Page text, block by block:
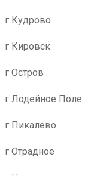
г Кудрово
г Кировск
г Остров
г Лодейное Поле
г Пикалево
г Отрадное